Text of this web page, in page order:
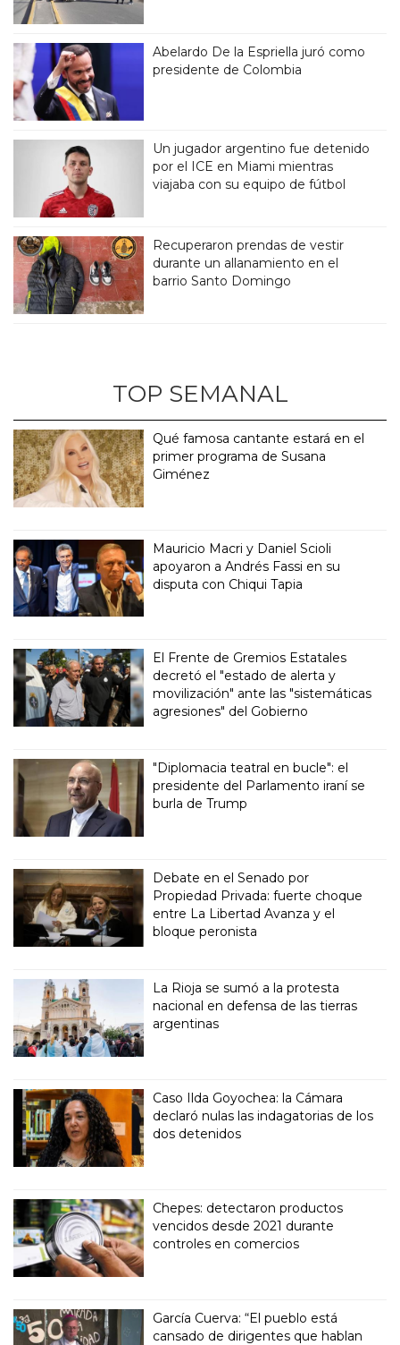
Abelardo De la Espriella juró como
presidente de Colombia
Un jugador argentino fue detenido
por el ICE en Miami mientras
viajaba con su equipo de fútbol
Recuperaron prendas de vestir
durante un allanamiento en el
barrio Santo Domingo
TOP SEMANAL
Qué famosa cantante estará en el
primer programa de Susana
Giménez
Mauricio Macri y Daniel Scioli
apoyaron a Andrés Fassi en su
disputa con Chiqui Tapia
El Frente de Gremios Estatales
decretó el "estado de alerta y
movilización" ante las "sistemáticas
agresiones" del Gobierno
"Diplomacia teatral en bucle": el
presidente del Parlamento iraní se
burla de Trump
Debate en el Senado por
Propiedad Privada: fuerte choque
entre La Libertad Avanza y el
bloque peronista
La Rioja se sumó a la protesta
nacional en defensa de las tierras
argentinas
Caso Ilda Goyochea: la Cámara
declaró nulas las indagatorias de los
dos detenidos
Chepes: detectaron productos
vencidos desde 2021 durante
controles en comercios
García Cuerva: “El pueblo está
cansado de dirigentes que hablan